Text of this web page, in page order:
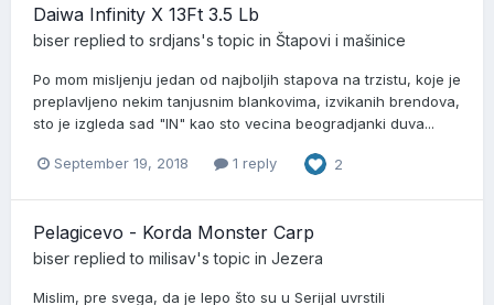
Daiwa Infinity X 13Ft 3.5 Lb
biser replied to srdjans's topic in Štapovi i mašinice
Po mom misljenju jedan od najboljih stapova na trzistu, koje je
preplavljeno nekim tanjusnim blankovima, izvikanih brendova,
sto je izgleda sad "IN" kao sto vecina beogradjanki duva...
September 19, 2018 1 reply 2
Pelagicevo - Korda Monster Carp
biser replied to milisav's topic in Jezera
Mislim, pre svega, da je lepo što su u Serijal uvrstili